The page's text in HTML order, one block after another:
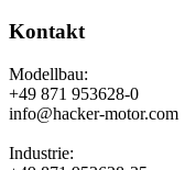
Kontakt
Modellbau:
+49 871 953628-0
info@hacker-motor.com
Industrie: